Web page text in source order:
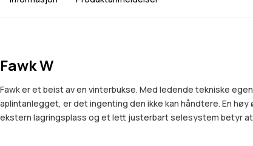
Fawk W
Fawk er et beist av en vinterbukse. Med ledende tekniske
aplintanlegget, er det ingenting den ikke kan håndtere. En
ekstern lagringsplass og et lett justerbart selesystem betyr at